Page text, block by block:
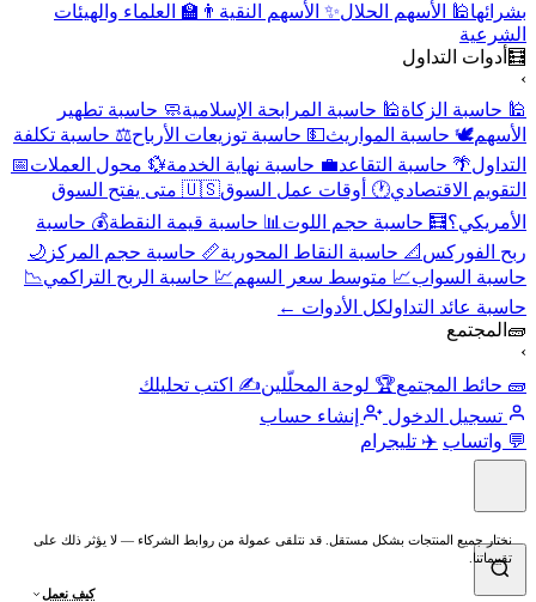
بشرائها🕌 الأسهم الحلال✨ الأسهم النقية 👨‍🏫 العلماء والهيئات
الشرعية
🧮 أدوات التداول
›
🕌 حاسبة الزكاة🕌 حاسبة المرابحة الإسلامية🧼 حاسبة تطهير
الأسهم🕊️ حاسبة المواريث💵 حاسبة توزيعات الأرباح⚖️ حاسبة تكلفة
التداول🌴 حاسبة التقاعد💼 حاسبة نهاية الخدمة💱 محول العملات📅
التقويم الاقتصادي🕐 أوقات عمل السوق
🇺🇸 متى يفتح السوق
الأمريكي؟🧮 حاسبة حجم اللوت 📊 حاسبة قيمة النقطة💰 حاسبة
ربح الفوركس 📐 حاسبة النقاط المحورية📏 حاسبة حجم المركز 🌙
حاسبة السواب📈 متوسط سعر السهم💹 حاسبة الربح التراكمي📉
حاسبة عائد التداولكل الأدوات ←
🧱 المجتمع
›
🧱 حائط المجتمع🏆 لوحة المحلّلين✍️ اكتب تحليلك
تسجيل الدخول
إنشاء حساب
💬 واتساب ✈️ تليجرام
نختار جميع المنتجات بشكل مستقل. قد نتلقى عمولة من روابط الشركاء — لا يؤثر ذلك على
تقييماتنا.
كيف نعمل